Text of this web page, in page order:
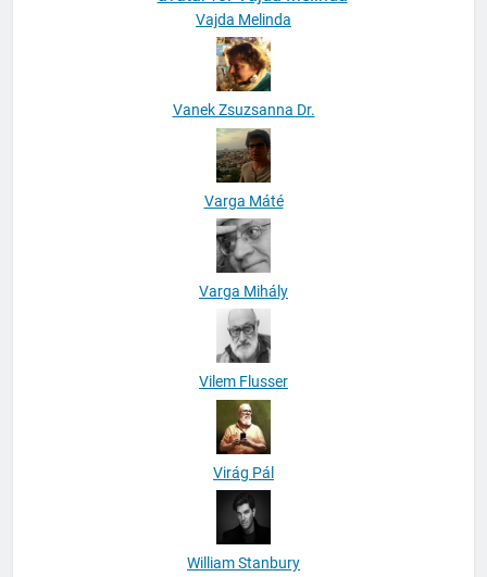
Vajda Melinda
Vanek Zsuzsanna Dr.
Varga Máté
Varga Mihály
Vilem Flusser
Virág Pál
William Stanbury